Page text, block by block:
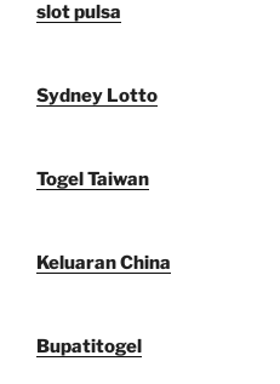
slot pulsa
Sydney Lotto
Togel Taiwan
Keluaran China
Bupatitogel